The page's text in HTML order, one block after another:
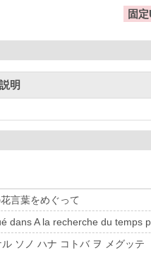
固
説明
言葉をめぐって
dans A la recherche du temps
ソノ ハナ コトバ ヲ メグッテ